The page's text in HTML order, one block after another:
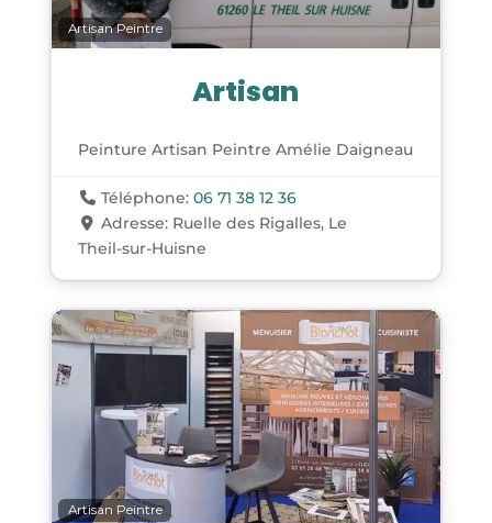
Artisan Peintre
Artisan
Peinture Artisan Peintre Amélie Daigneau
Téléphone:06 71 38 12 36
Adresse: Ruelle des Rigalles, Le
Theil-sur-Huisne
Artisan Peintre